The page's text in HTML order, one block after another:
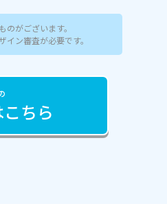
がございます。
ン審査が必要です。
ちら